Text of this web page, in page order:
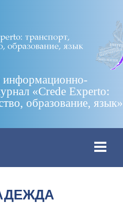
«Crede Experto:
образование, язык»